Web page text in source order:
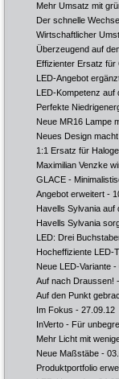
Mehr Umsatz mit
Der schnelle
Wirtschaftlicher
Überzeugend auf
Effizienter Ersatz für
LED-Angebot
LED-Kompetenz auf
Perfekte
Neue MR16 Lampe
Neues Design
1:1 Ersatz für
Maximilian Venzke
GLACE -
Angebot erweitert -
Havells Sylvania auf
Havells Sylvania
LED: Drei
Hocheffiziente LED-
Neue LED-Variante -
Auf nach Draussen!
Auf den Punkt
Im Fokus - 27.09.12
InVerto - Für
Mehr Licht mit
Neue Maßstäbe -
Produktportfolio